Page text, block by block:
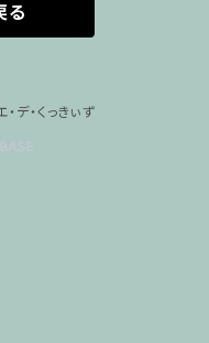
る
・くっきぃず